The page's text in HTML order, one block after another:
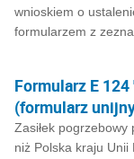
wnioskiem o
formularzem z
Formularz E
(formularz
Zasiłek pogrzebowy
niż Polska kraju Unii